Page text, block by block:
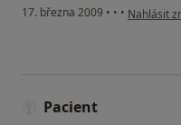
17. března 2009 • • • podle
Nahlásit
Pacient